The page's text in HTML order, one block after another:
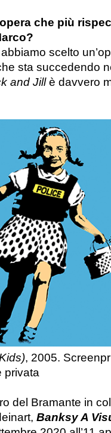
che più
?
scelto
sta succedendo
and Jillè davvero
, 2005.
privata
del Bramante in
Banksy A